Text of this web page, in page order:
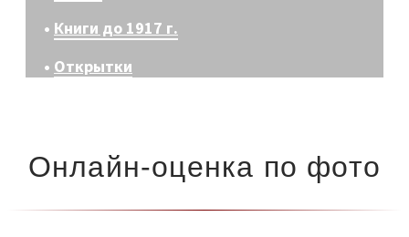
• Книги до 1917 г.
• Открытки
Онлайн-оценка по фото